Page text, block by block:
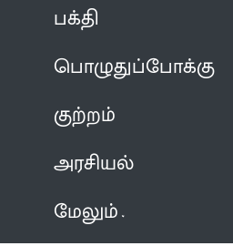
பக்தி
பொழுதுப்போக்கு
குற்றம்
அரசியல்
மேலும்